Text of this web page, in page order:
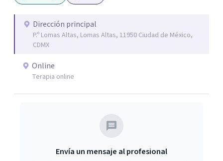
a personas que atraviesan ansiedad persistente, estados
depresivos, agotamiento emocional, pensamientos
negativos recurrentes o dificultades para regular sus
emociones, integrando herramientas basadas en
evidencia con una comprensión profunda de la historia y
Dirección principal
P.º Lomas Altas, Lomas Altas, 11950 Ciudad de México,
CDMX
Online
Terapia online
Envía un mensaje al profesional